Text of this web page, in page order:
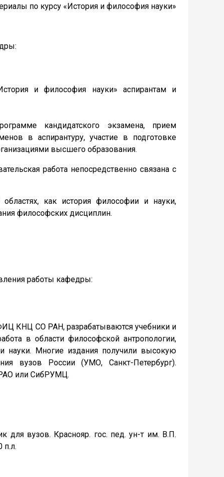
по курсу «История и философия науки»
и философия науки» аспирантам и
кандидатского экзамена, прием
в аспирантуру, участие в подготовке
высшего образования.
работа непосредственно связана с
как история философии и науки,
философских дисциплин.
работы кафедры:
КНЦ СО РАН, разрабатываются учебники и
в области философской антропологии,
науки. Многие издания получили высокую
вузов России (УМО, Санкт-Петербург).
или СибРУМЦ.
вузов. Краснояр. гос. пед. ун-т им. В.П.
п.л.